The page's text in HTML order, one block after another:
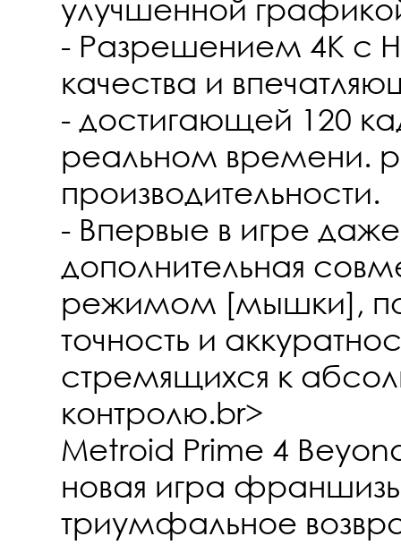
улучшенной
- Разрешением 4K с
качества и
- достигающей 120
реальном времени.
производительности.
- Впервые в игре
дополнительная
режимом [мышки],
точность и
стремящихся к
контролю.br>
Metroid Prime 4
новая игра
триумфальное